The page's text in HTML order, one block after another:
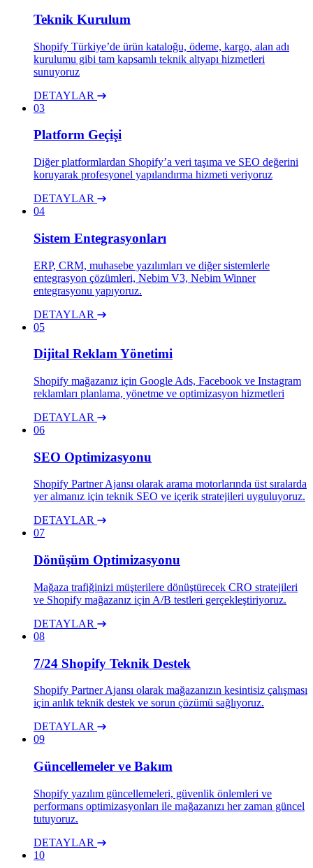
Teknik Kurulum
Shopify Türkiye’de ürün kataloğu, ödeme, kargo, alan adı
kurulumu gibi tam kapsamlı teknik altyapı hizmetleri
sunuyoruz
DETAYLAR
03
Platform Geçişi
Diğer platformlardan Shopify’a veri taşıma ve SEO değerini
koruyarak profesyonel yapılandırma hizmeti veriyoruz
DETAYLAR
04
Sistem Entegrasyonları
ERP, CRM, muhasebe yazılımları ve diğer sistemlerle
entegrasyon çözümleri, Nebim V3, Nebim Winner
entegrasyonu yapıyoruz.
DETAYLAR
05
Dijital Reklam Yönetimi
Shopify mağazanız için Google Ads, Facebook ve Instagram
reklamları planlama, yönetme ve optimizasyon hizmetleri
DETAYLAR
06
SEO Optimizasyonu
Shopify Partner Ajansı olarak arama motorlarında üst sıralarda
yer almanız için teknik SEO ve içerik stratejileri uyguluyoruz.
DETAYLAR
07
Dönüşüm Optimizasyonu
Mağaza trafiğinizi müşterilere dönüştürecek CRO stratejileri
ve Shopify mağazanız için A/B testleri gerçekleştiriyoruz.
DETAYLAR
08
7/24 Shopify Teknik Destek
Shopify Partner Ajansı olarak mağazanızın kesintisiz çalışması
için anlık teknik destek ve sorun çözümü sağlıyoruz.
DETAYLAR
09
Güncellemeler ve Bakım
Shopify yazılım güncellemeleri, güvenlik önlemleri ve
performans optimizasyonları ile mağazanızı her zaman güncel
tutuyoruz.
DETAYLAR
10